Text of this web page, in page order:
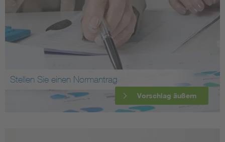
Stellen Sie einen Normantrag
Vorschlag äußern